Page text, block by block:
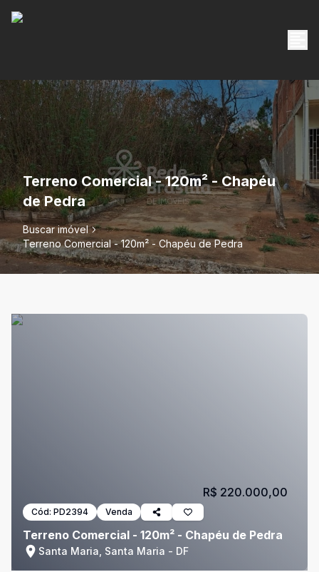
Terreno Comercial - 120m² - Chapéu
de Pedra
Buscar imóvel
Terreno Comercial - 120m² - Chapéu de Pedra
Cód: PD2394 Venda
Terreno Comercial - 120m² - Chapéu de Pedra
Santa Maria, Santa Maria - DF
R$ 220.000,00